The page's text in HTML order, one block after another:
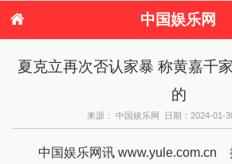
中国娱乐网
港台娱乐
日本娱乐 韩国
港台明星八卦
日本韩国明星
欧美明
夏克立再次否认家暴 称黄嘉千
的
来源： 中国娱乐网 日期：2024-01-
中国娱乐网讯 www.yule.com.cn